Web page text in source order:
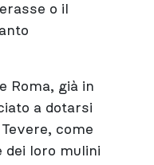
o il
Roma, già in
a dotarsi
come
dei loro mulini